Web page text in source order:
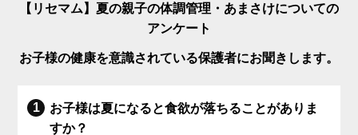
【リセマム】夏の親子の体調管理・あまさけについての
アンケート
お子様の健康を意識されている保護者にお聞きします。
お子様は夏になると食欲が落ちることがありま
すか？